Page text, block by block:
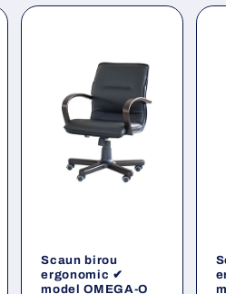
Scaun birou
ergonomic ✔
model OMEGA-O